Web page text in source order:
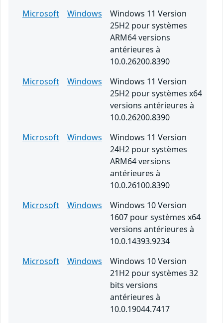
Microsoft
Windows
Windows 11 Version
25H2 pour systèmes
ARM64 versions
antérieures à
10.0.26200.8390
Microsoft
Windows
Windows 11 Version
25H2 pour systèmes x64
versions antérieures à
10.0.26200.8390
Microsoft
Windows
Windows 11 Version
24H2 pour systèmes
ARM64 versions
antérieures à
10.0.26100.8390
Microsoft
Windows
Windows 10 Version
1607 pour systèmes x64
versions antérieures à
10.0.14393.9234
Microsoft
Windows
Windows 10 Version
21H2 pour systèmes 32
bits versions
antérieures à
10.0.19044.7417